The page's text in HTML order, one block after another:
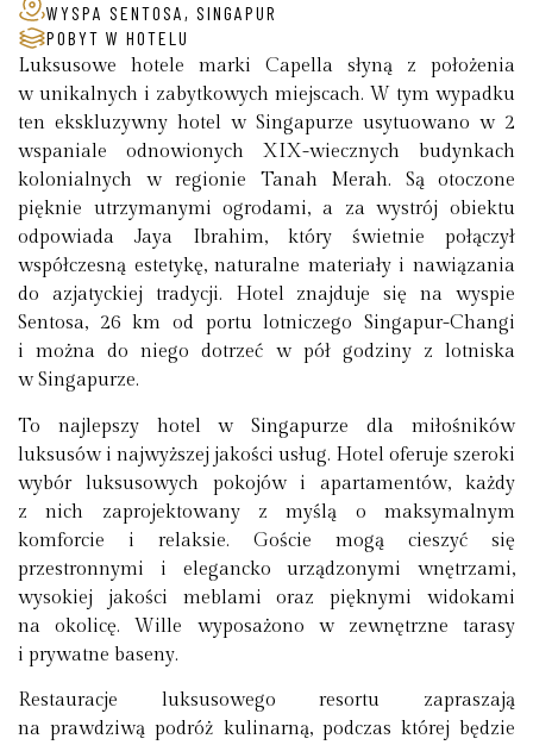
WYSPA SENTOSA, SINGAPUR
POBYT W HOTELU
Luksusowe hotele marki Capella słyną z położenia
w unikalnych i zabytkowych miejscach. W tym wypadku
ten ekskluzywny hotel w Singapurze usytuowano w 2
wspaniale odnowionych XIX-wiecznych budynkach
kolonialnych w regionie Tanah Merah. Są otoczone
pięknie utrzymanymi ogrodami, a za wystrój obiektu
odpowiada Jaya Ibrahim, który świetnie połączył
współczesną estetykę, naturalne materiały i nawiązania
do azjatyckiej tradycji. Hotel znajduje się na wyspie
Sentosa, 26 km od portu lotniczego Singapur-Changi
i można do niego dotrzeć w pół godziny z lotniska
w Singapurze.
To najlepszy hotel w Singapurze dla miłośników
luksusów i najwyższej jakości usług. Hotel oferuje szeroki
wybór luksusowych pokojów i apartamentów, każdy
z nich zaprojektowany z myślą o maksymalnym
komforcie i relaksie. Goście mogą cieszyć się
przestronnymi i elegancko urządzonymi wnętrzami,
wysokiej jakości meblami oraz pięknymi widokami
na okolicę. Wille wyposażono w zewnętrzne tarasy
i prywatne baseny.
Restauracje luksusowego resortu zapraszają
na prawdziwą podróż kulinarną, podczas której będzie